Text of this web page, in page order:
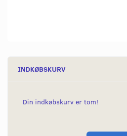
INDKØBSKURV
Din indkøbskurv er tom!